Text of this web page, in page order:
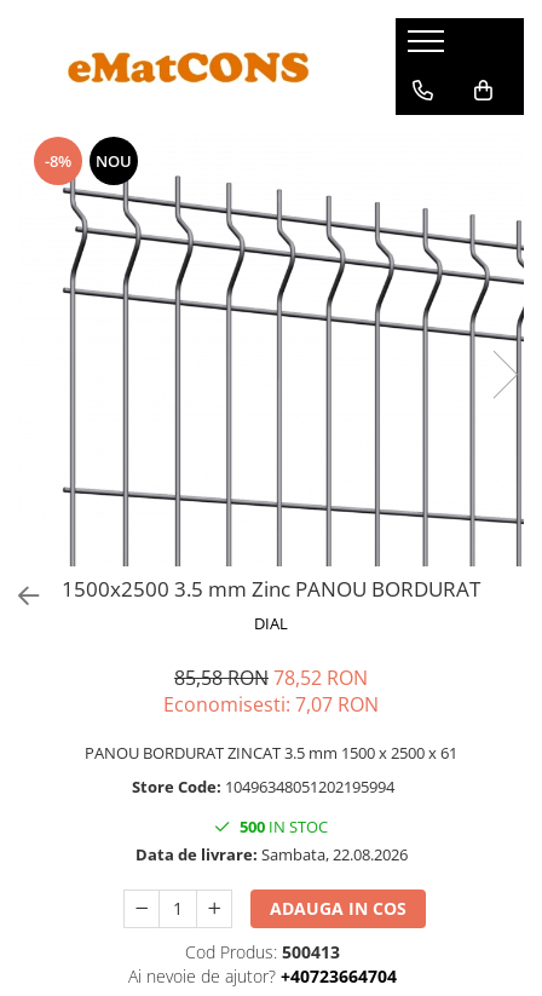
-8% NOU
1500x2500 3.5 mm Zinc PANOU BORDURAT
DIAL
85,58 RON78,52 RON
Economisesti: 7,07 RON
PANOU BORDURAT ZINCAT 3.5 mm 1500 x 2500 x 61
Store Code: 10496348051202195994
500 IN STOC
Data de livrare: Sambata, 22.08.2026
ADAUGA IN COS
Cod Produs: 500413
Ai nevoie de ajutor? +40723664704